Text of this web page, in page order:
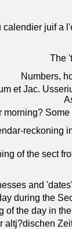
calendier juif a
The
Numbers,
et Jac.
morning?
reckoning
of the sect
and
during the
of the day in
altj?dischen